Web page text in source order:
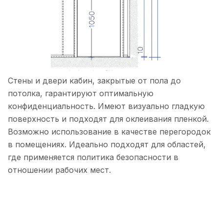
Стены и двери кабин, закрытые от пола до
потолка, гарантируют оптимальную
конфиденциальность. Имеют визуально гладкую
поверхность и подходят для оклеивания пленкой.
Возможно использование в качестве перегородок
в помещениях. Идеально подходят для областей,
где применяется политика безопасности в
отношении рабочих мест.